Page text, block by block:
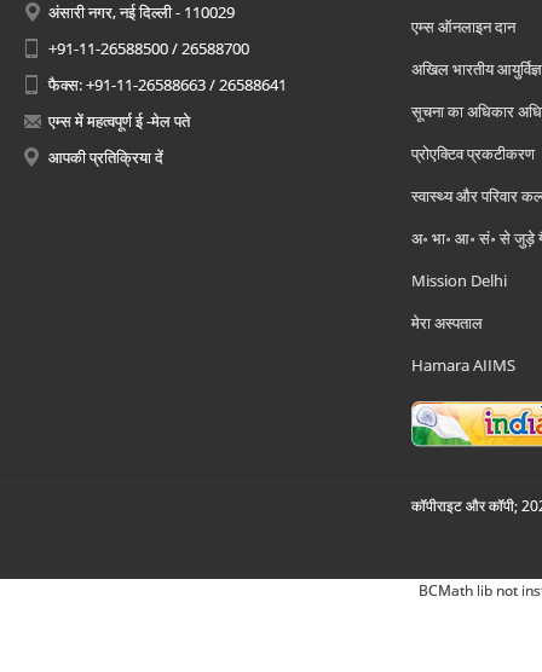
अंसारी नगर, नई दिल्ली - 110029
+91-11-26588500 / 26588700
फैक्स: +91-11-26588663 / 26588641
एम्स में महत्वपूर्ण ई -मेल पते
आपकी प्रतिक्रिया दें
एम्स ऑनलाइन दान
अखिल भारतीय
सूचना का अधिकार
प्रोएक्टिव प्रकटीकरण
स्वास्थ्य और परिवार
अ॰ भा॰ आ॰ सं॰ से जुड़े
Mission Delhi
मेरा अस्पताल
Hamara AIIMS
कॉपीराइट और कॉपी;
BCMath lib not